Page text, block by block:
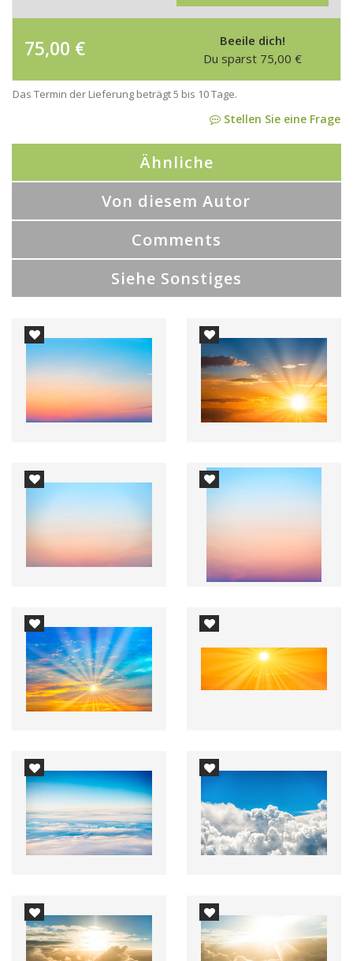
75,00 €
Beeile dich!
Du sparst 75,00 €
Das Termin der Lieferung beträgt 5 bis 10 Tage.
Stellen Sie eine Frage
Ähnliche
Von diesem Autor
Comments
Siehe Sonstiges